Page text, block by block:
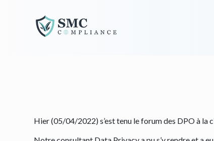
Hier (05/04/2022) s’est tenu le forum des DPO à la